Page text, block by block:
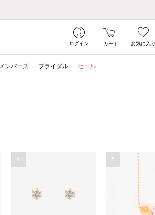
ログイン カート お気に入り
メンバーズ ブライダル セール
4 5